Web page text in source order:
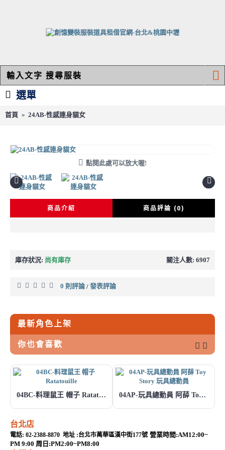
選單
首頁 24AB-性感連身貓女
點閱此處可以放大喔!
商品介紹 商品評論 (0)
關注人數: 6907
庫存狀況: 尚有庫存
0 則評論 / 發表評論
最新角色上架
你也會喜歡
04BC-料理鼠王 帽子 Ratatouille 04AP-玩具總動員 阿薛 Toy Story 玩具總動員
台北店
電話: 02-2388-8870 地址 :台北市萬華區漢中街177號 營業時間:AM12:00~
PM 9:00 周日:PM2:00~PM8:00